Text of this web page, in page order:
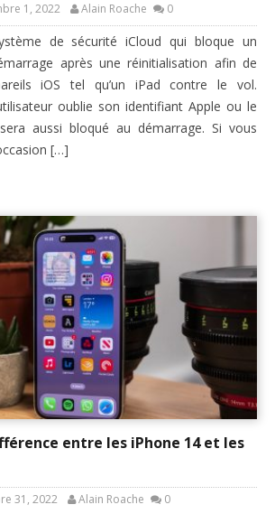
1, 2022 Alain Roache 0
de sécurité iCloud qui bloque un
après une réinitialisation afin de
iOS tel qu’un iPad contre le vol.
oublie son identifiant Apple ou le
aussi bloqué au démarrage. Si vous
[…]
entre les iPhone 14 et les
31, 2022 Alain Roache 0